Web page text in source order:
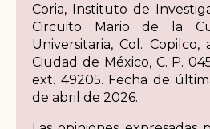
Coria, Instituto de
Circuito Mario de la
Universitaria, Col. Copilco,
Ciudad de México, C. P.
ext. 49205. Fecha de
de abril de 2026.